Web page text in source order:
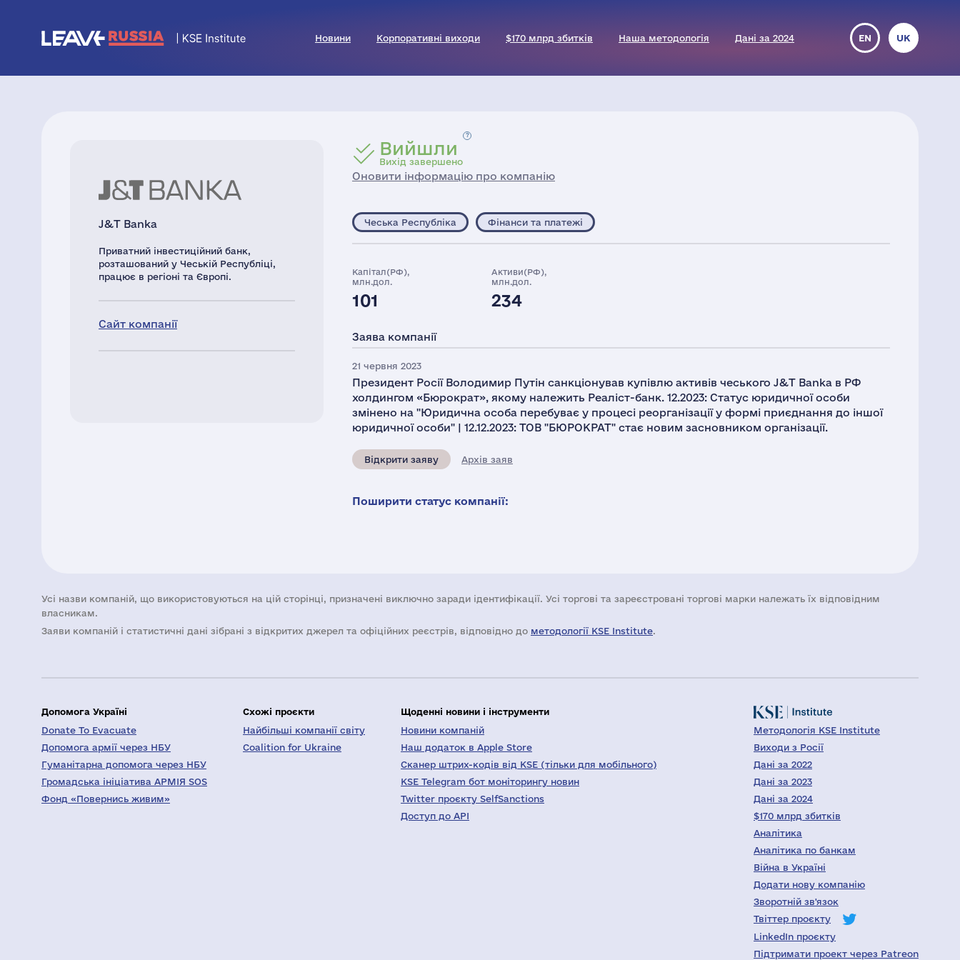
Новини Корпоративні виходи $170 млрд збитків Наша методологія Дані за 2024 EN UK
J&T Banka
Приватний інвестиційний банк,
розташований у Чеській Республіці,
працює в регіоні та Європі.
Сайт компанії
Вийшли
Вихід завершено
Оновити інформацію про компанію
Чеська Республіка Фінанси та платежі
Капітал(РФ),
млн.дол.
101
Активи(РФ),
млн.дол.
234
Заява компанії
21 червня 2023
Президент Росії Володимир Путін санкціонував купівлю активів чеського J&T Banka в РФ
холдингом «Бюрократ», якому належить Реаліст-банк. 12.2023: Статус юридичної особи
змінено на "Юридична особа перебуває у процесі реорганізації у формі приєднання до іншої
юридичної особи" | 12.12.2023: ТОВ "БЮРОКРАТ" стає новим засновником організації.
Відкрити заяву Архів заяв
Поширити статус компанії:
Усі назви компаній, що використовуються на цій сторінці, призначені виключно заради ідентифікації. Усі торгові та зареєстровані торгові марки належать їх відповідним
власникам.
Заяви компаній i статистичні дані зібрані з відкритих джерел та офіційних реєстрів, відповідно до методології KSE Institute.
Допомога Україні
Donate To Evacuate
Допомога армії через НБУ
Гуманітарна допомога через НБУ
Громадська ініціатива АРМІЯ SOS
Фонд «Повернись живим»
Схожі проєкти
Найбільші компанії світу
Coalition for Ukraine
Щоденні новини і інструменти
Новини компаній
Наш додаток в Apple Store
Сканер штрих-кодів від KSE (тільки для мобільного)
KSE Telegram бот моніторингу новин
Twitter проєкту SelfSanctions
Доступ до API
Методологія KSE Institute
Виходи з Росії
Дані за 2022
Дані за 2023
Дані за 2024
$170 млрд збитків
Аналітика
Аналітика по банкам
Війна в Україні
Додати нову компанію
Зворотній зв'язок
Твіттер проєкту
LinkedIn проєкту
Підтримати проект через Patreon